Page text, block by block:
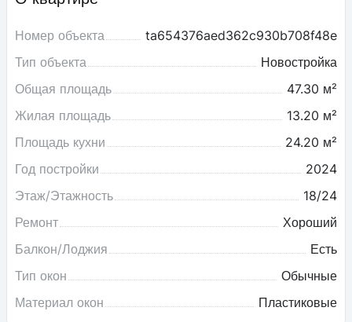
Номер объекта
ta654376aed362c930b708f48e
Тип объекта
Новостройка
Общая площадь
47.30 м²
Жилая площадь
13.20 м²
Площадь кухни
24.20 м²
Год постройки
2024
Этаж/Этажность
18/24
Ремонт
Хороший
Балкон/Лоджия
Есть
Тип окон
Обычные
Материал окон
Пластиковые